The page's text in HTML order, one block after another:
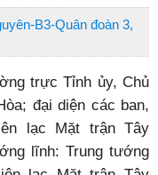
B3-Quân đoàn 3,
trực Tỉnh ủy, Chủ
đại diện các ban,
lạc Mặt trận Tây
lĩnh: Trung tướng